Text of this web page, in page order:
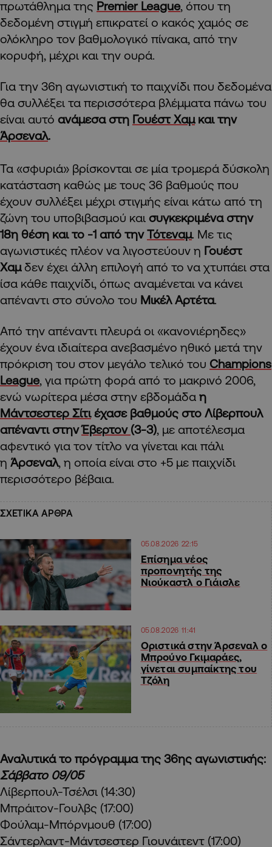
πρωτάθλημα της Premier League, όπου τη
δεδομένη στιγμή επικρατεί ο κακός χαμός σε
ολόκληρο τον βαθμολογικό πίνακα, από την
κορυφή, μέχρι και την ουρά.
Για την 36η αγωνιστική το παιχνίδι που δεδομένα
θα συλλέξει τα περισσότερα βλέμματα πάνω του
είναι αυτό ανάμεσα στη Γουέστ Χαμκαι την
Άρσεναλ.
Τα «σφυριά» βρίσκονται σε μία τρομερά δύσκολη
κατάσταση καθώς με τους 36 βαθμούς που
έχουν συλλέξει μέχρι στιγμής είναι κάτω από τη
ζώνη του υποβιβασμού και συγκεκριμένα στην
18η θέση και το -1 από τηνΤότεναμ. Με τις
αγωνιστικές πλέον να λιγοστεύουν η Γουέστ
Χαμδεν έχει άλλη επιλογή από το να χτυπάει στα
ίσα κάθε παιχνίδι, όπως αναμένεται να κάνει
απέναντι στο σύνολο του Μικέλ Αρτέτα.
Από την απέναντι πλευρά οι «κανονιέρηδες»
έχουν ένα ιδιαίτερα ανεβασμένο ηθικό μετά την
πρόκριση του στον μεγάλο τελικό του Champions
League, για πρώτη φορά από το μακρινό 2006,
ενώ νωρίτερα μέσα στην εβδομάδα η
Μάντσεστερ Σίτιέχασε βαθμούς στο Λίβερπουλ
απέναντι στηνΈβερτον (3-3), με αποτέλεσμα
αφεντικό για τον τίτλο να γίνεται και πάλι
η Άρσεναλ, η οποία είναι στο +5 με παιχνίδι
περισσότερο βέβαια.
ΣΧΕΤΙΚΑ ΑΡΘΡΑ
05.08.2026 22:15
Επίσημα νέος
προπονητής της
Νιούκαστλ ο Γιάισλε
05.08.2026 11:41
Οριστικά στην Άρσεναλ ο
Μπρούνο Γκιμαράες,
γίνεται συμπαίκτης του
Τζόλη
Αναλυτικά το πρόγραμμα της 36ης αγωνιστικής:
Σάββατο 09/05
Λίβερπουλ-Τσέλσι (14:30)
Μπράιτον-Γουλβς (17:00)
Φούλαμ-Μπόρνμουθ (17:00)
Σάντερλαντ-Μάντσεστερ Γιουνάιτεντ (17:00)